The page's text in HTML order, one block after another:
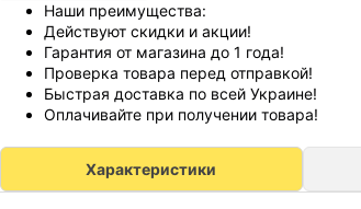
Наши преимущества:
Действуют скидки и акции!
Гарантия от магазина до 1 года!
Проверка товара перед отправкой!
Быстрая доставка по всей Украине!
Оплачивайте при получении товара!
Характеристики